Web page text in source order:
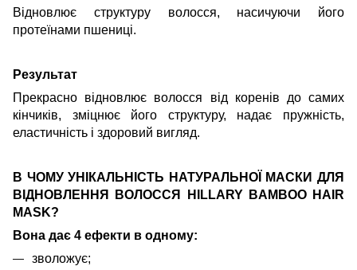
Відновлює структуру волосся, насичуючи його
протеїнами пшениці.
Результат
Прекрасно відновлює волосся від коренів до самих
кінчиків, зміцнює його структуру, надає пружність,
еластичність і здоровий вигляд.
В ЧОМУ УНІКАЛЬНІСТЬ НАТУРАЛЬНОЇ МАСКИ ДЛЯ
ВІДНОВЛЕННЯ ВОЛОССЯ HILLARY BAMBOO HAIR
MASK?
Вона дає 4 ефекти в одному:
зволожує;